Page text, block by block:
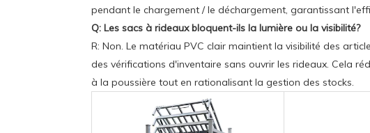
pendant le chargement / le déchargement, garantissant
Q: Les sacs à rideaux bloquent-ils la lumière ou la visibilité?
R: Non. Le matériau PVC clair maintient la visibilité des
des vérifications d'inventaire sans ouvrir les rideaux. Cela
à la poussière tout en rationalisant la gestion des stocks.